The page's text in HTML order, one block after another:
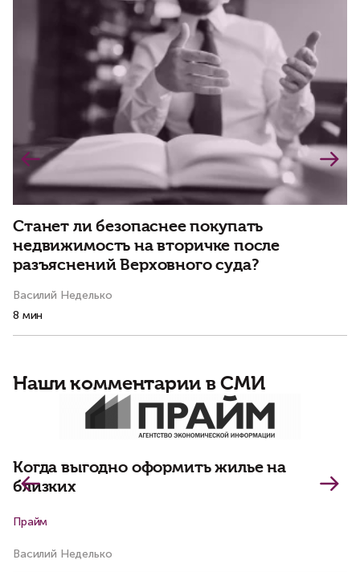
Станет ли безопаснее покупать
недвижимость на вторичке после
разъяснений Верховного суда?
Василий Неделько
8 мин
Наши комментарии в СМИ
Когда выгодно оформить жилье на
близких
Прайм
Василий Неделько